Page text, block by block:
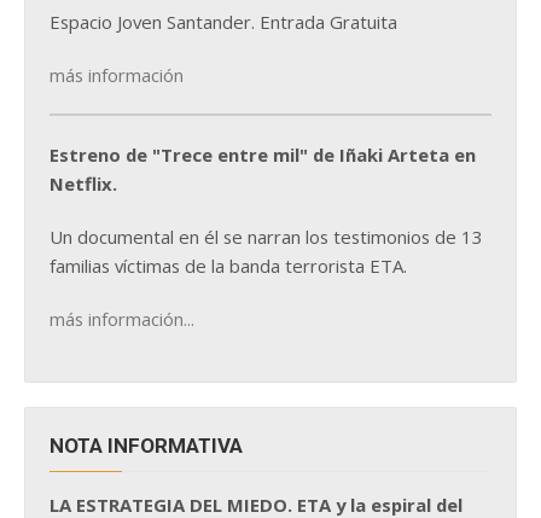
Espacio Joven Santander. Entrada Gratuita
más información
Estreno de "Trece entre mil" de Iñaki Arteta en
Netflix.
Un documental en él se narran los testimonios de 13
familias víctimas de la banda terrorista ETA.
más información...
NOTA INFORMATIVA
LA ESTRATEGIA DEL MIEDO. ETA y la espiral del